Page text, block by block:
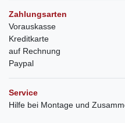
Zahlungsarten
Vorauskasse
Kreditkarte
auf Rechnung
Paypal
Service
Hilfe bei Montage und